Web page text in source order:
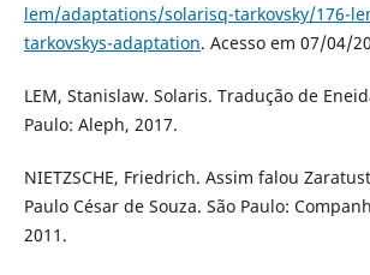
lem/adaptations/solarisq-tarkovsky/176-
tarkovskys-adaptation. Acesso em 07/04/
LEM, Stanislaw. Solaris. Tradução de
Paulo: Aleph, 2017.
NIETZSCHE, Friedrich. Assim falou
Paulo César de Souza. São Paulo:
2011.